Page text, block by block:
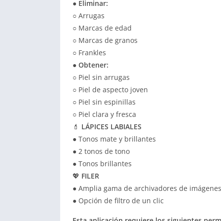
● Eliminar:
○ Arrugas
○ Marcas de edad
○ Marcas de granos
○ Frankles
● Obtener:
○ Piel sin arrugas
○ Piel de aspecto joven
○ Piel sin espinillas
○ Piel clara y fresca
💄 LÁPICES LABIALES
● Tonos mate y brillantes
● 2 tonos de tono
● Tonos brillantes
💖 FILER
● Amplia gama de archivadores de imágenes
● Opción de filtro de un clic